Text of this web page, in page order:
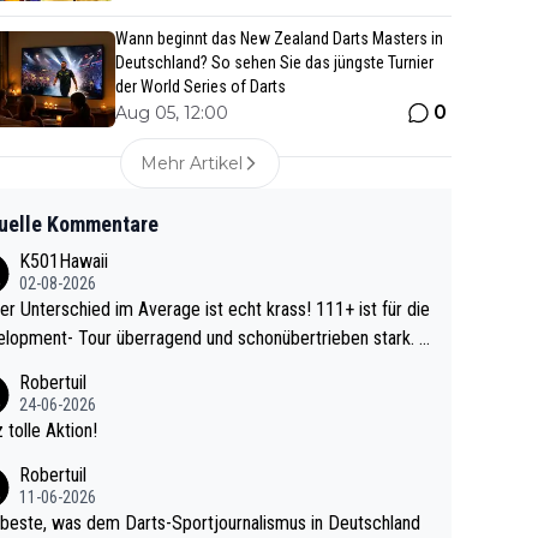
Wann beginnt das New Zealand Darts Masters in
Deutschland? So sehen Sie das jüngste Turnier
der World Series of Darts
Aug 05, 12:00 0
Mehr Artikel
Kommentare
K501Hawaii
02-08-2026
Unterschied im Average ist echt krass! 111+ ist für die
Tour überragend und schonübertrieben stark. U
Da gewinnst keinen Blumentopf - ist ja n
eines Kreisligisten vs einem Bu
Robertuil
24-06-2026
tolle Aktion!
Robertuil
11-06-2026
was dem Darts-Sportjournalismus in Deutschland